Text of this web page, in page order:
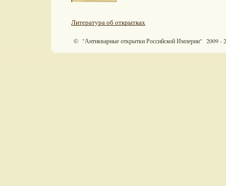
Литература об открытках
© "Антикварные открытки Российской Империи" 2009 -